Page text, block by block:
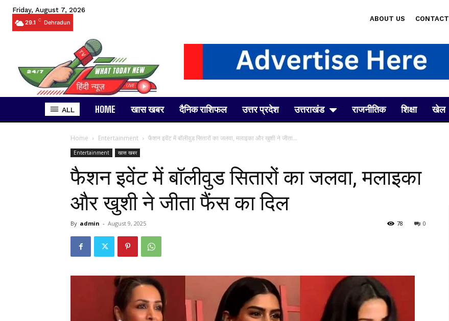
Friday, August 7, 2026
29.1 C Dehradun ABOUT US CONTACT
ALL HOME खास खबर दैनिक राशिफल उत्तर प्रदेश उत्तराखंड राजनीतिक शिक्षा खेल
Home Entertainment फैशन इवेंट में बॉलीवुड सितारों का जलवा, मलाइका और खुशी ने जीता...
Entertainment खास खबर
फैशन इवेंट में बॉलीवुड सितारों का जलवा, मलाइका
और खुशी ने जीता फैंस का दिल
By admin - August 9, 2025 0
78